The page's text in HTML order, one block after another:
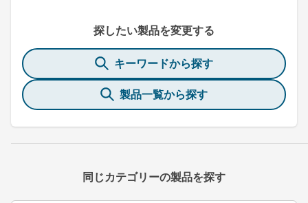
探したい製品を変更する
キーワードから探す
製品一覧から探す
同じカテゴリーの製品を探す